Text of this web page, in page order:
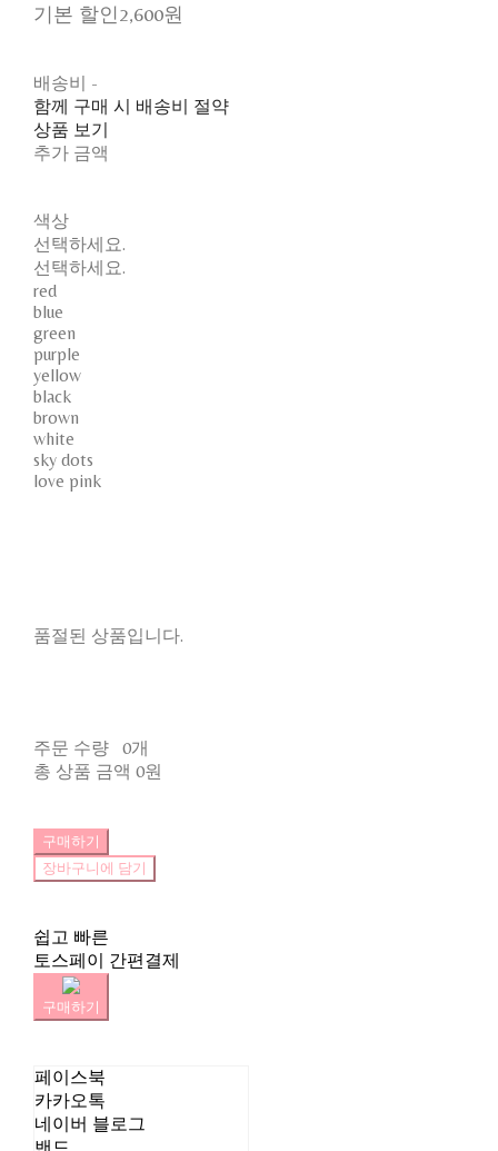
기본 할인2,600원
배송비 -
함께 구매 시 배송비 절약
상품 보기
추가 금액
색상
선택하세요.
선택하세요.
red
blue
green
purple
yellow
black
brown
white
sky dots
love pink
품절된 상품입니다.
주문 수량
0개
총 상품 금액 0원
구매하기
장바구니에 담기
쉽고 빠른
토스페이 간편결제
구매하기
페이스북
카카오톡
네이버 블로그
밴드